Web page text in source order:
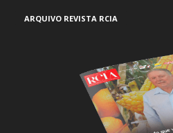
ARQUIVO REVISTA RCIA